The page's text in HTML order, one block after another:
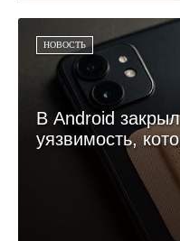
НОВОСТЬ
В Android
уязвимость,